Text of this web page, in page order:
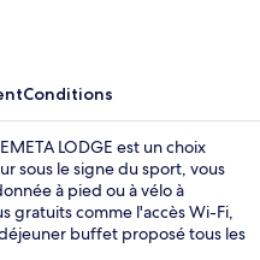
Conditions
LODGE est un choix
sous le signe du sport, vous
à pied ou à vélo à
gratuits comme l'accès Wi-Fi,
buffet proposé tous les